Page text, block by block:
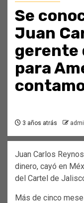
Se
Juan
gerente
para
3 años atrás
Juan Carlos
dinero, cayó en
del Cartel de
Más de cinco